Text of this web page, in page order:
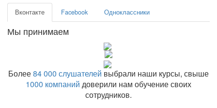
Вконтакте Facebook Одноклассники
Мы принимаем
Более84 000 слушателей выбрали наши курсы, свыше
1000 компаний доверили нам обучение своих
сотрудников.